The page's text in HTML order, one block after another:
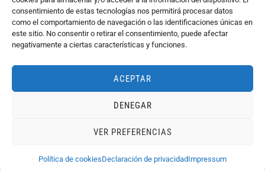
consentimiento de estas tecnologías nos permitirá procesar datos
como el comportamiento de navegación o las identificaciones únicas en
este sitio. No consentir o retirar el consentimiento, puede afectar
negativamente a ciertas características y funciones.
ACEPTAR
DENEGAR
VER PREFERENCIAS
Política de cookiesDeclaración de privacidadImpressum
Ayuntamiento de Córdoba 2024.